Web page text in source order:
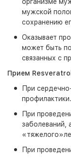
мужской
сохранению
Оказывает
может быть
связанных с
Прием
При
профилактики.
При
заболеваний,
При